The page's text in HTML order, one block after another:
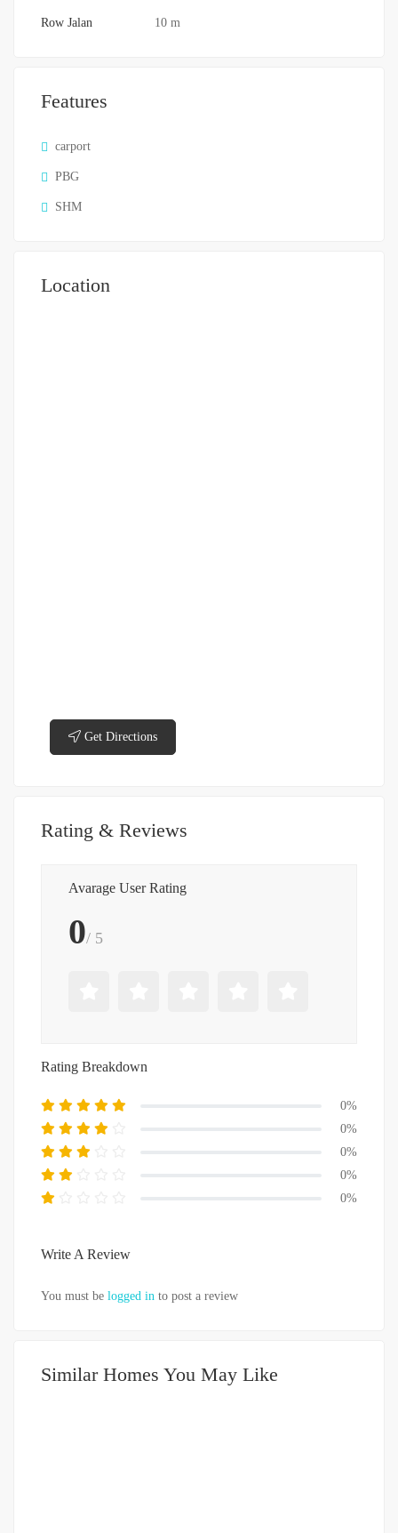
Row Jalan 10 m
Features
carport
PBG
SHM
Location
Get Directions
Rating & Reviews
Avarage User Rating
0/ 5
Rating Breakdown
0%
0%
0%
0%
0%
Write A Review
You must be logged in to post a review
Similar Homes You May Like